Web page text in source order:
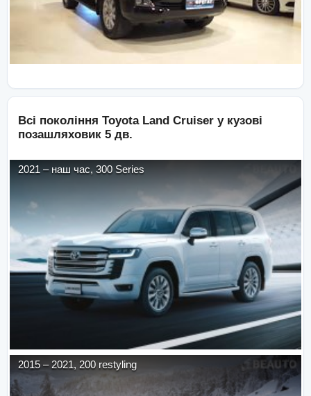
Всі покоління Toyota Land Cruiser у кузові
позашляховик 5 дв.
2021 – наш час, 300 Series
2015 – 2021, 200 restyling